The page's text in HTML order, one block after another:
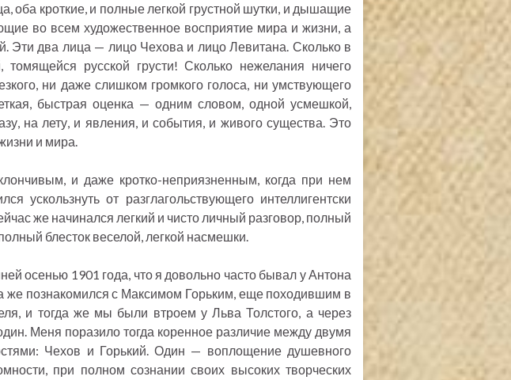
оба кроткие, и полные легкой грустной шутки, и дышащие
во всем художественное восприятие мира и жизни, а
Эти два лица — лицо Чехова и лицо Левитана. Сколько в
томящейся русской грусти! Сколько нежелания ничего
ни даже слишком громкого голоса, ни умствующего
быстрая оценка — одним словом, одной усмешкой,
на лету, и явления, и события, и живого существа. Это
и мира.
и даже кротко-неприязненным, когда при нем
ускользнуть от разглагольствующего интеллигентски
же начинался легкий и чисто личный разговор, полный
блесток веселой, легкой насмешки.
осенью 1901 года, что я довольно часто бывал у Антона
же познакомился с Максимом Горьким, еще походившим в
и тогда же мы были втроем у Льва Толстого, а через
Меня поразило тогда коренное различие между двумя
Чехов и Горький. Один — воплощение душевного
при полном сознании своих высоких творческих